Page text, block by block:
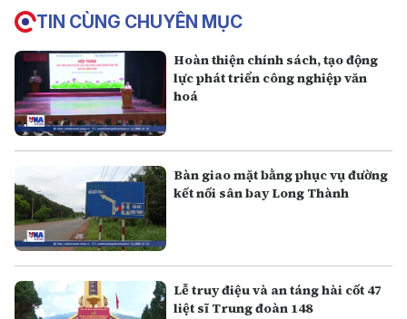
TIN CÙNG CHUYÊN MỤC
Hoàn thiện chính sách, tạo động
lực phát triển công nghiệp văn
hoá
Bàn giao mặt bằng phục vụ đường
kết nối sân bay Long Thành
Lễ truy điệu và an táng hài cốt 47
liệt sĩ Trung đoàn 148